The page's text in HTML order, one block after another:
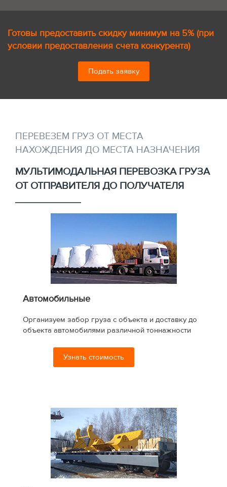
Готовы предоставить скидку минимум на 5% (при
условии предоставления счета конкурента)
Подать заявку
ПЕРЕВЕЗЕМ ГРУЗ ОТ МЕСТА
НАХОЖДЕНИЯ ДО МЕСТА НАЗНАЧЕНИЯ
МУЛЬТИМОДАЛЬНАЯ ПЕРЕВОЗКА ГРУЗА
ОТ ОТПРАВИТЕЛЯ ДО ПОЛУЧАТЕЛЯ
Автомобильные
Организуем забор груза с объекта и доставку до
объекта автомобилями различной тоннажности
Узнать стоимость